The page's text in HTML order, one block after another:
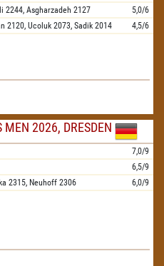
2244, Asgharzadeh 2127
5,0/6
2120, Ucoluk 2073, Sadik 2014 4,5/6
MEN 2026, DRESDEN
7,0/9
6,5/9
2315, Neuhoff 2306 6,0/9